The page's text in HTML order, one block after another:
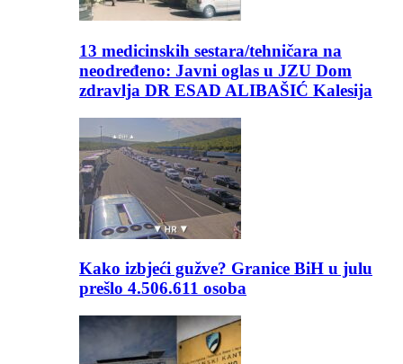
13 medicinskih sestara/tehničara na
neodređeno: Javni oglas u JZU Dom
zdravlja DR ESAD ALIBAŠIĆ Kalesija
Kako izbjeći gužve? Granice BiH u julu
prešlo 4.506.611 osoba